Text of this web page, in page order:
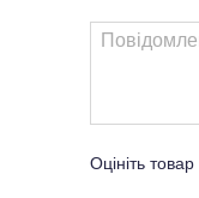
Оцініть товар